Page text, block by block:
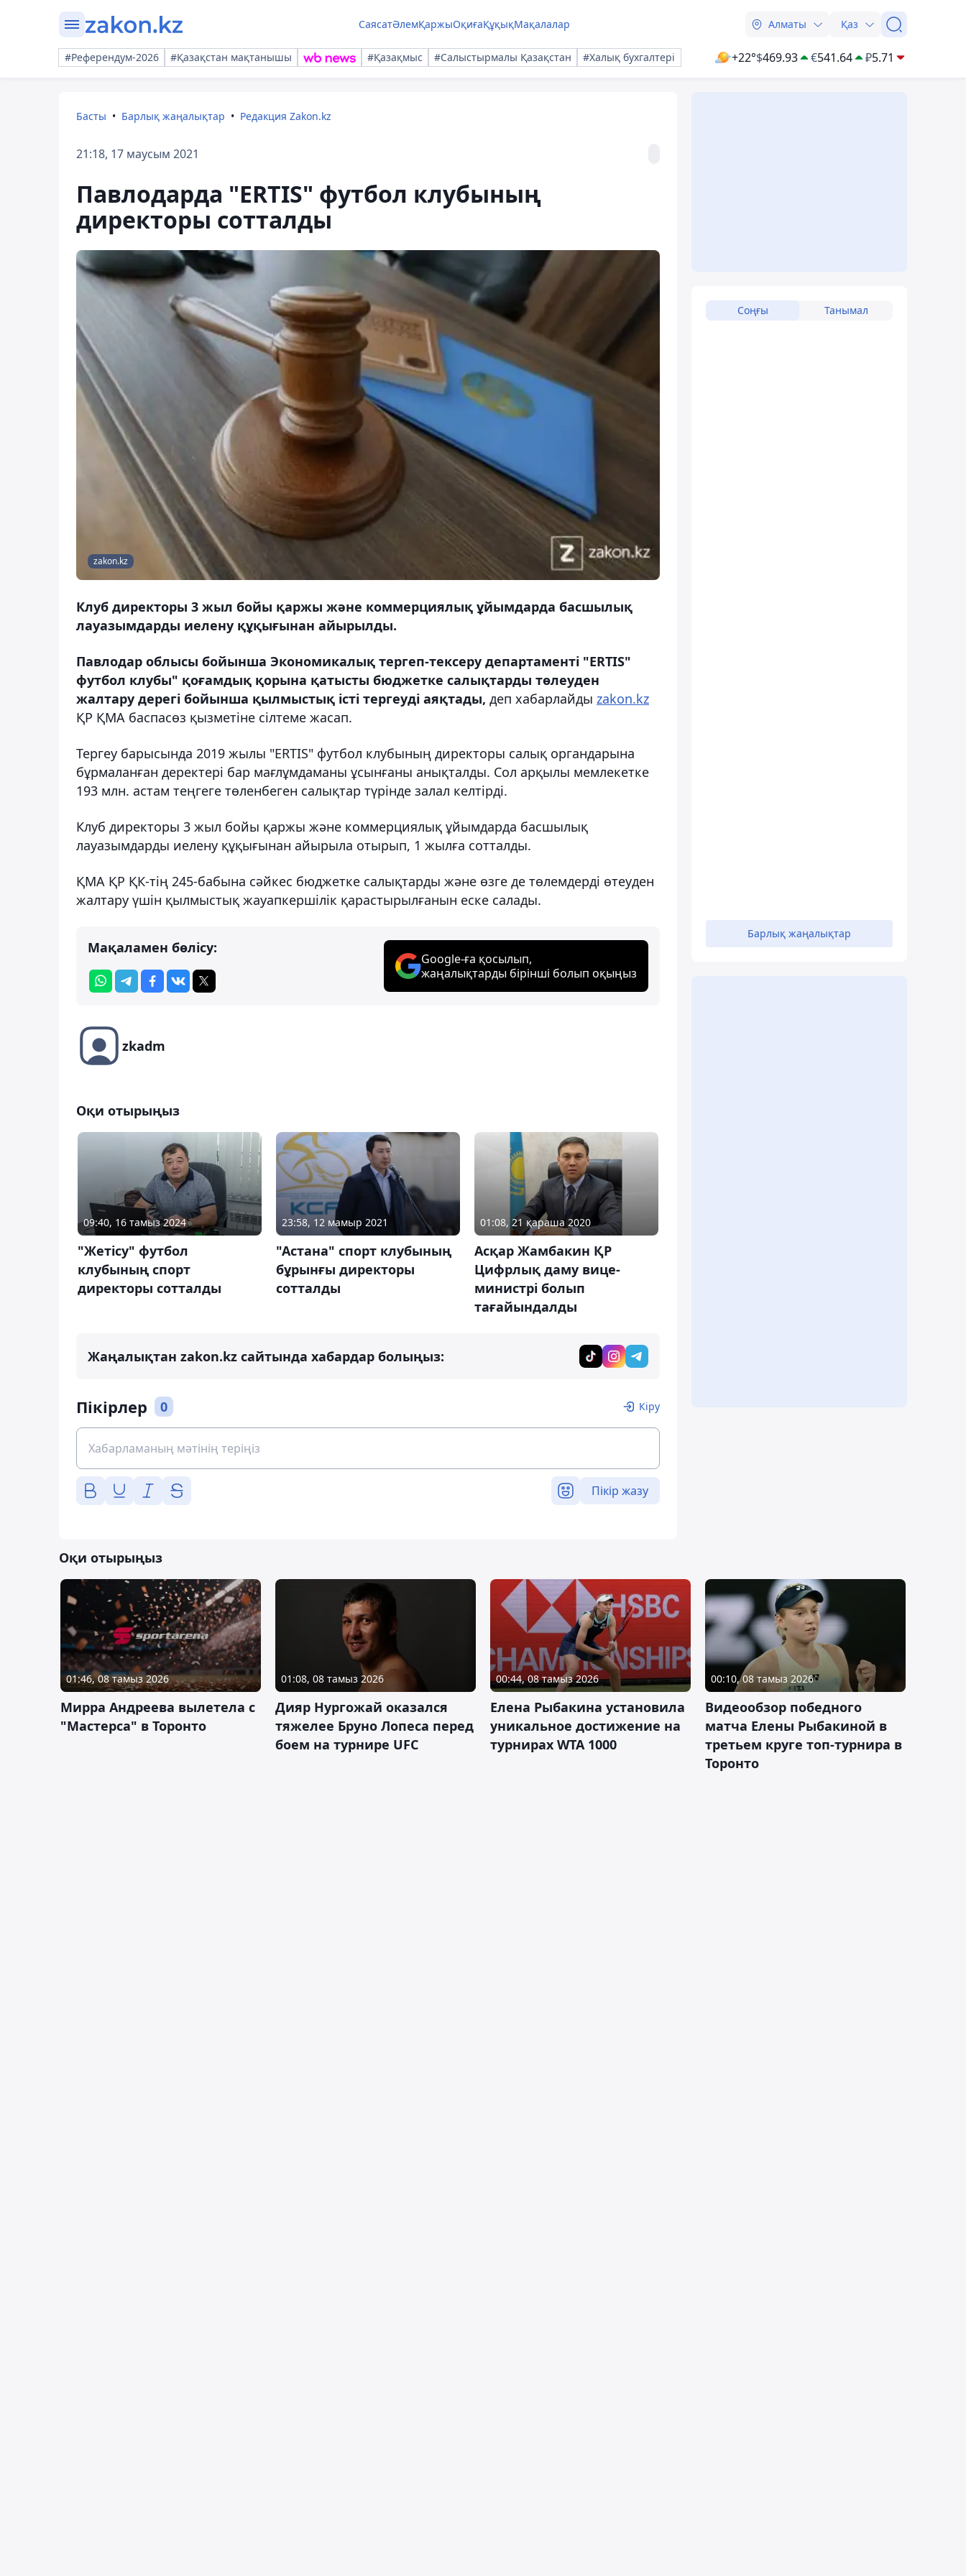
СаясатӘлемҚаржыОқиғаҚұқықМақалалар Алматы Қаз
#Референдум-2026 #Қазақстан мақтанышы #Қазақмыс #Салыстырмалы Қазақстан #Халық бухгалтері +22°$469.93 €541.64 ₽5.71
Басты Барлық жаңалықтар Редакция Zakon.kz
21:18, 17 маусым 2021
Павлодарда "ERTIS" футбол клубының
директоры сотталды
zakon.kz
Клуб директоры 3 жыл бойы қаржы және коммерциялық ұйымдарда басшылық
лауазымдарды иелену құқығынан айырылды.
Павлодар облысы бойынша Экономикалық тергеп-тексеру департаменті "ERTIS"
футбол клубы" қоғамдық қорына қатысты бюджетке салықтарды төлеуден
жалтару дерегі бойынша қылмыстық істі тергеуді аяқтады, деп хабарлайды zakon.kz
ҚР ҚМА баспасөз қызметіне сілтеме жасап.
Тергеу барысында 2019 жылы "ERTIS" футбол клубының директоры салық органдарына
бұрмаланған деректері бар мағлұмдаманы ұсынғаны анықталды. Сол арқылы мемлекетке
193 млн. астам теңгеге төленбеген салықтар түрінде залал келтірді.
Клуб директоры 3 жыл бойы қаржы және коммерциялық ұйымдарда басшылық
лауазымдарды иелену құқығынан айырыла отырып, 1 жылға сотталды.
ҚМА ҚР ҚК-тің 245-бабына сәйкес бюджетке салықтарды және өзге де төлемдерді өтеуден
жалтару үшін қылмыстық жауапкершілік қарастырылғанын еске салады.
Мақаламен бөлісу:
Google-ға қосылып,
жаңалықтарды бірінші болып оқыңыз
zkadm
Оқи отырыңыз
09:40, 16 тамыз 2024
"Жетісу" футбол
клубының спорт
директоры сотталды
23:58, 12 мамыр 2021
"Астана" спорт клубының
бұрынғы директоры
сотталды
01:08, 21 қараша 2020
Асқар Жамбакин ҚР
Цифрлық даму вице-
министрі болып
тағайындалды
Жаңалықтан zakon.kz сайтында хабардар болыңыз:
Пікірлер 0 Кіру
Пікір жазу
Соңғы Танымал
Барлық жаңалықтар
Оқи отырыңыз
01:46, 08 тамыз 2026
Мирра Андреева вылетела с
"Мастерса" в Торонто
01:08, 08 тамыз 2026
Дияр Нургожай оказался
тяжелее Бруно Лопеса перед
боем на турнире UFC
00:44, 08 тамыз 2026
Елена Рыбакина установила
уникальное достижение на
турнирах WTA 1000
00:10, 08 тамыз 2026
Видеообзор победного
матча Елены Рыбакиной в
третьем круге топ-турнира в
Торонто